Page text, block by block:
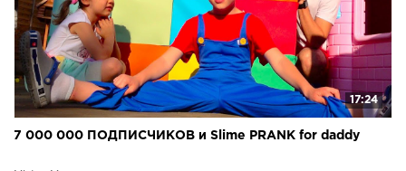
17:24
7 000 000 ПОДПИСЧИКОВ и Slime PRANK for daddy